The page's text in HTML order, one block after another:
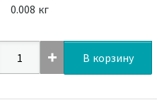
0.008 кг
В корзину